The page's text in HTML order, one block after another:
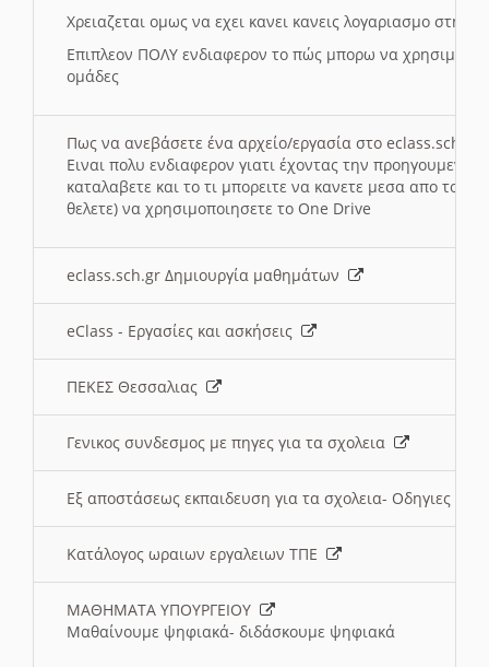
Χρειαζεται ομως να εχει κανει κανεις λογαριασμο στη
Επιπλεον ΠΟΛΥ ενδιαφερον το πώς μπορω να
ομάδες
Πως να ανεβάσετε ένα αρχείο/εργασία στο eclass.sch.gr
Ειναι πολυ ενδιαφερον γιατι έχοντας την
καταλαβετε και το τι μπορειτε να κανετε μεσα απο το
θελετε) να χρησιμοποιησετε το One Drive
eclass.sch.gr Δημιουργία μαθημάτων
eClass - Εργασίες και ασκήσεις
ΠΕΚΕΣ Θεσσαλιας
Γενικος συνδεσμος με πηγες για τα σχολεια
Εξ αποστάσεως εκπαιδευση για τα σχολεια- Οδηγιες
Κατάλογος ωραιων εργαλειων ΤΠΕ
ΜΑΘΗΜΑΤΑ ΥΠΟΥΡΓΕΙΟΥ
Μαθαίνουμε ψηφιακά- διδάσκουμε ψηφιακά